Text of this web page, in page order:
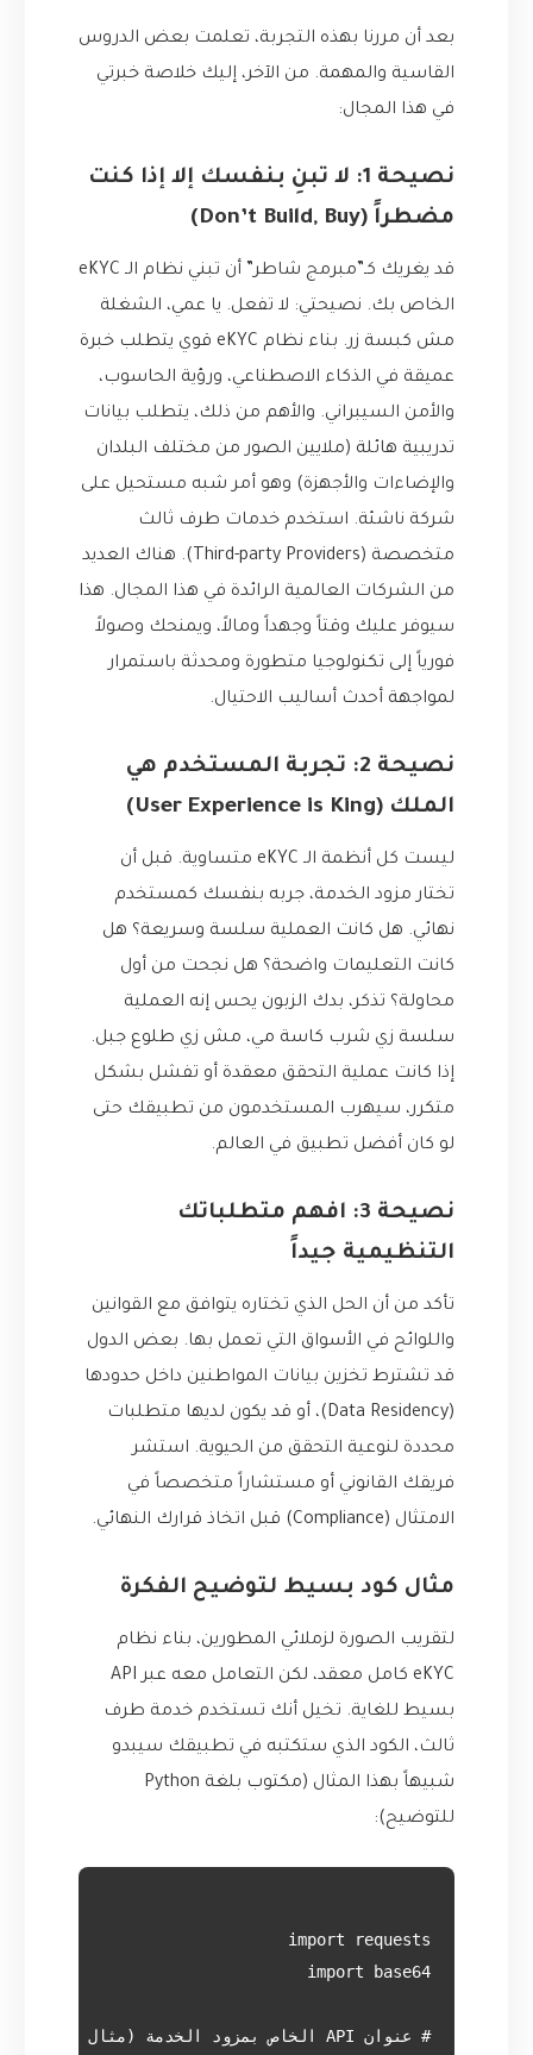
بعد أن مررنا بهذه التجربة، تعلمت بعض الدروس
القاسية والمهمة. من الآخر، إليك خلاصة خبرتي
في هذا المجال:
نصيحة 1: لا تبنِ بنفسك إلا إذا كنت
مضطراً (Don’t Build, Buy)
قد يغريك كـ”مبرمج شاطر” أن تبني نظام الـ eKYC
الخاص بك. نصيحتي: لا تفعل. يا عمي، الشغلة
مش كبسة زر. بناء نظام eKYC قوي يتطلب خبرة
عميقة في الذكاء الاصطناعي، ورؤية الحاسوب،
والأمن السيبراني. والأهم من ذلك، يتطلب بيانات
تدريبية هائلة (ملايين الصور من مختلف البلدان
والإضاءات والأجهزة) وهو أمر شبه مستحيل على
شركة ناشئة. استخدم خدمات طرف ثالث
متخصصة (Third-party Providers). هناك العديد
من الشركات العالمية الرائدة في هذا المجال. هذا
سيوفر عليك وقتاً وجهداً ومالاً، ويمنحك وصولاً
فورياً إلى تكنولوجيا متطورة ومحدثة باستمرار
لمواجهة أحدث أساليب الاحتيال.
نصيحة 2: تجربة المستخدم هي
الملك (User Experience is King)
ليست كل أنظمة الـ eKYC متساوية. قبل أن
تختار مزود الخدمة، جربه بنفسك كمستخدم
نهائي. هل كانت العملية سلسة وسريعة؟ هل
كانت التعليمات واضحة؟ هل نجحت من أول
محاولة؟ تذكر، بدك الزبون يحس إنه العملية
سلسة زي شرب كاسة مي، مش زي طلوع جبل.
إذا كانت عملية التحقق معقدة أو تفشل بشكل
متكرر، سيهرب المستخدمون من تطبيقك حتى
لو كان أفضل تطبيق في العالم.
نصيحة 3: افهم متطلباتك
التنظيمية جيداً
تأكد من أن الحل الذي تختاره يتوافق مع القوانين
واللوائح في الأسواق التي تعمل بها. بعض الدول
قد تشترط تخزين بيانات المواطنين داخل حدودها
(Data Residency)، أو قد يكون لديها متطلبات
محددة لنوعية التحقق من الحيوية. استشر
فريقك القانوني أو مستشاراً متخصصاً في
الامتثال (Compliance) قبل اتخاذ قرارك النهائي.
مثال كود بسيط لتوضيح الفكرة
لتقريب الصورة لزملائي المطورين، بناء نظام
eKYC كامل معقد، لكن التعامل معه عبر API
بسيط للغاية. تخيل أنك تستخدم خدمة طرف
ثالث، الكود الذي ستكتبه في تطبيقك سيبدو
شبيهاً بهذا المثال (مكتوب بلغة Python
للتوضيح):